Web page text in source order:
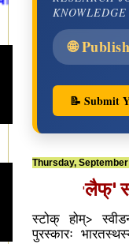
🌐
📝 Submit
Thursday,
'लैफ्'
स्टोक् होम्>
पुरस्कारः